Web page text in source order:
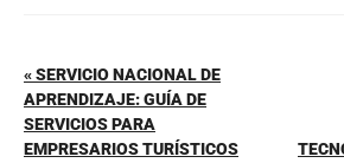
« SERVICIO NACIONAL DE
APRENDIZAJE: GUÍA DE
SERVICIOS PARA
EMPRESARIOS TURÍSTICOS